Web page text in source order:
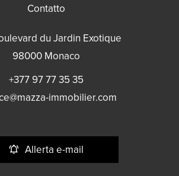
Contatto
du Jardin Exotique
98000 Monaco
+377 97 77 35 35
immobilier.com
Allerta e-mail